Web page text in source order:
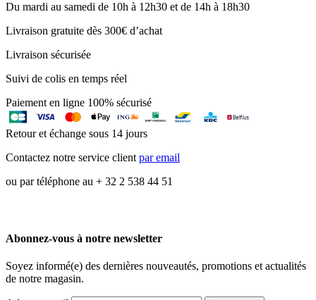
Du mardi au samedi de 10h à 12h30 et de 14h à 18h30
Livraison gratuite dès 300€ d’achat
Livraison sécurisée
Suivi de colis en temps réel
Paiement en ligne 100% sécurisé
Retour et échange sous 14 jours
Contactez notre service clientpar email
ou par téléphone au + 32 2 538 44 51
Abonnez-vous à notre newsletter
Soyez informé(e) des dernières nouveautés, promotions et actualités
de notre magasin.